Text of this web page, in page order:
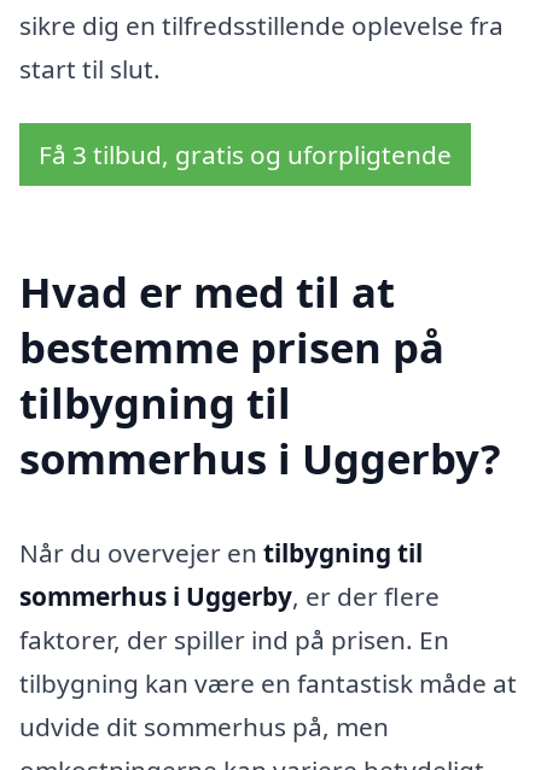
sikre dig en tilfredsstillende oplevelse fra
start til slut.
Få 3 tilbud, gratis og uforpligtende
Hvad er med til at
bestemme prisen på
tilbygning til
sommerhus i Uggerby?
Når du overvejer en tilbygning til
sommerhus i Uggerby, er der flere
faktorer, der spiller ind på prisen. En
tilbygning kan være en fantastisk måde at
udvide dit sommerhus på, men